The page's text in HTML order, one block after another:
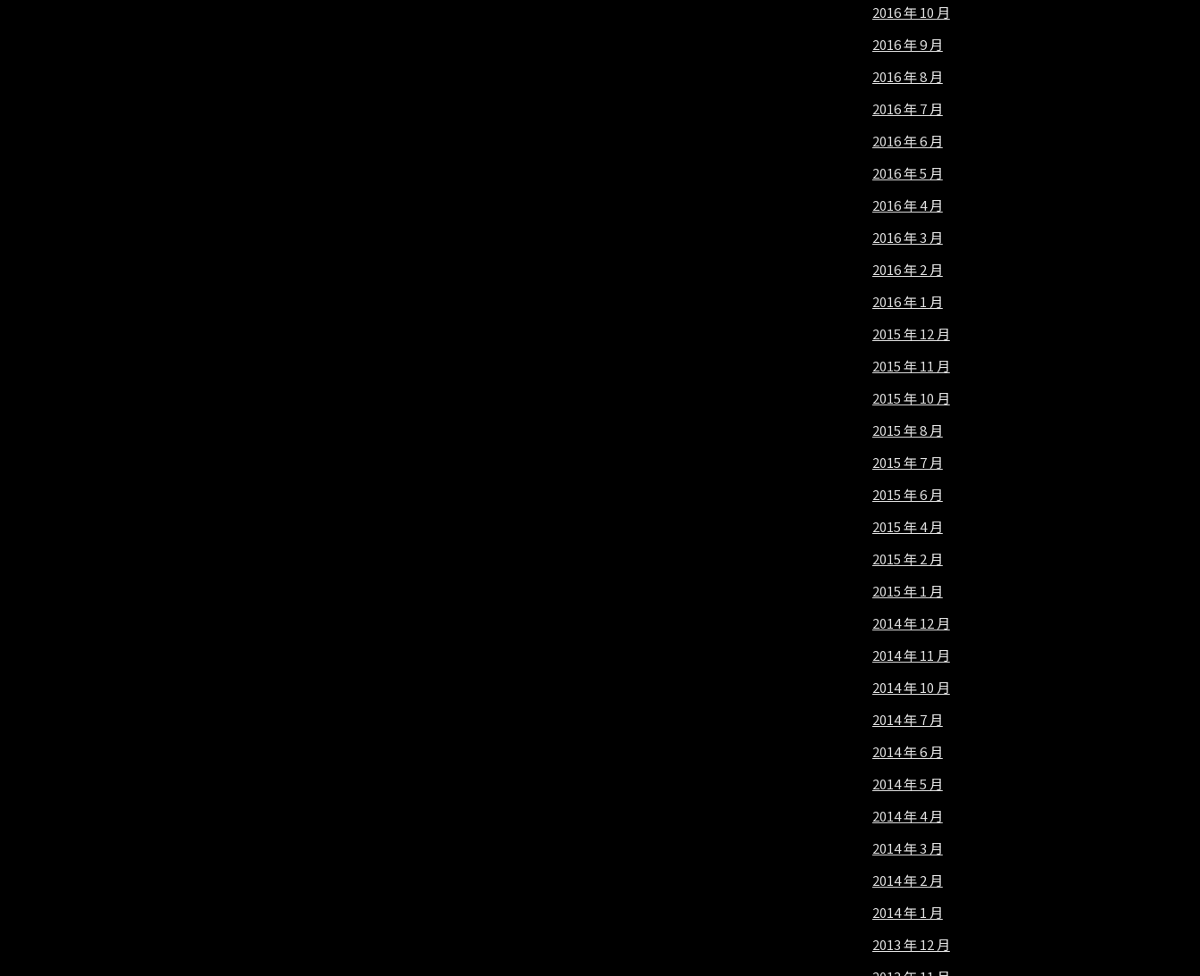
2016 年 10 月
2016 年 9 月
2016 年 8 月
2016 年 7 月
2016 年 6 月
2016 年 5 月
2016 年 4 月
2016 年 3 月
2016 年 2 月
2016 年 1 月
2015 年 12 月
2015 年 11 月
2015 年 10 月
2015 年 8 月
2015 年 7 月
2015 年 6 月
2015 年 4 月
2015 年 2 月
2015 年 1 月
2014 年 12 月
2014 年 11 月
2014 年 10 月
2014 年 7 月
2014 年 6 月
2014 年 5 月
2014 年 4 月
2014 年 3 月
2014 年 2 月
2014 年 1 月
2013 年 12 月